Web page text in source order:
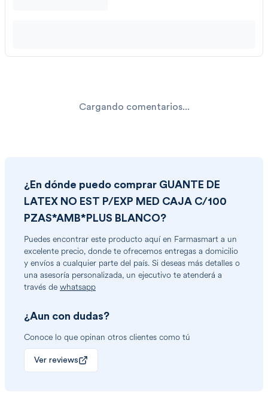
Cargando comentarios...
¿En dónde puedo comprar GUANTE DE
LATEX NO EST P/EXP MED CAJA C/100
PZAS*AMB*PLUS BLANCO?
Puedes encontrar este producto aquí en Farmasmart a un
excelente precio, donde te ofrecemos entregas a domicilio
y envíos a cualquier parte del país. Si deseas más detalles o
una asesoría personalizada, un ejecutivo te atenderá a
través de whatsapp
¿Aun con dudas?
Conoce lo que opinan otros clientes como tú
Ver reviews